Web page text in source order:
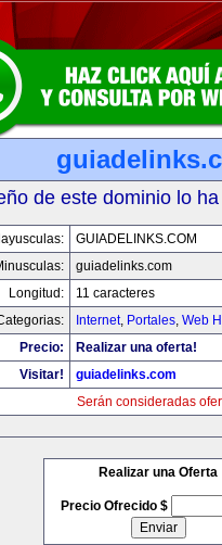
de este dominio lo
GUIADELINKS.COM
guiadelinks.com
Longitud:
11 caracteres
Internet, Portales, Web
Precio:
Realizar una oferta!
Visitar!
guiadelinks.com
Serán consideradas
Realizar una Oferta
Precio Ofrecido $